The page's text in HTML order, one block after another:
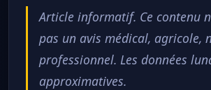
Article informatif. Ce contenu
pas un avis médical, agricole,
professionnel. Les données
approximatives.